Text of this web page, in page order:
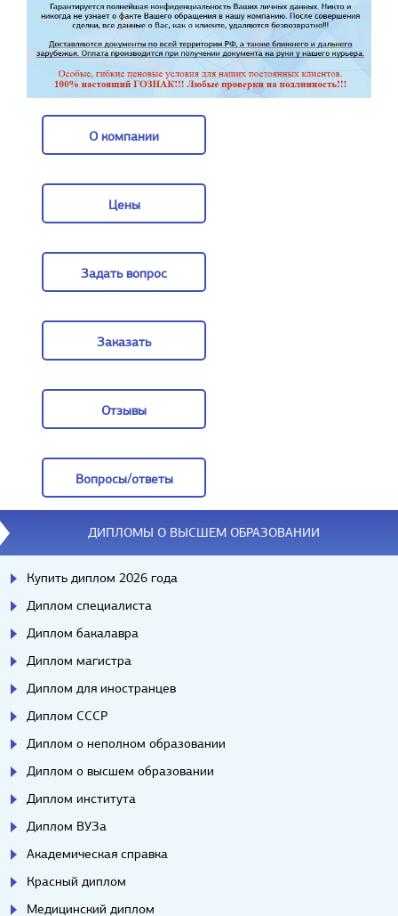
О компании
Цены
Задать вопрос
Заказать
Отзывы
Вопросы/ответы
Вопросы/ответы
ДИПЛОМЫ О ВЫСШЕМ ОБРАЗОВАНИИ
Купить диплом 2026 года
Диплом специалиста
Диплом бакалавра
Диплом магистра
Диплом для иностранцев
Диплом СССР
Диплом о неполном образовании
Диплом о высшем образовании
Диплом института
Диплом ВУЗа
Академическая справка
Красный диплом
Медицинский диплом